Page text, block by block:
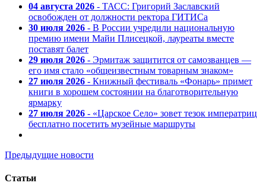
04 августа 2026 - ТАСС: Григорий Заславский
освобожден от должности ректора ГИТИСа
30 июля 2026 - В России учредили национальную
премию имени Майи Плисецкой, лауреаты вместе
поставят балет
29 июля 2026 - Эрмитаж защитится от самозванцев —
его имя стало «общеизвестным товарным знаком»
27 июля 2026 - Книжный фестиваль «Фонарь» примет
книги в хорошем состоянии на благотворительную
ярмарку
27 июля 2026 - «Царское Село» зовет тезок императриц
бесплатно посетить музейные маршруты
Предыдущие новости
Статьи